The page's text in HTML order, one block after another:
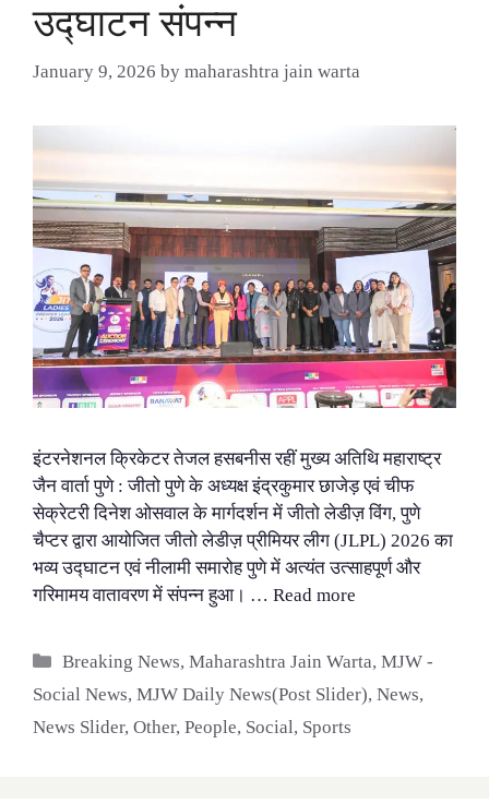
उद्घाटन संपन्न
January 9, 2026 by maharashtra jain warta
इंटरनेशनल क्रिकेटर तेजल हसबनीस रहीं मुख्य अतिथि महाराष्ट्र
जैन वार्ता पुणे : जीतो पुणे के अध्यक्ष इंद्रकुमार छाजेड़ एवं चीफ
सेक्रेटरी दिनेश ओसवाल के मार्गदर्शन में जीतो लेडीज़ विंग, पुणे
चैप्टर द्वारा आयोजित जीतो लेडीज़ प्रीमियर लीग (JLPL) 2026 का
भव्य उद्घाटन एवं नीलामी समारोह पुणे में अत्यंत उत्साहपूर्ण और
गरिमामय वातावरण में संपन्न हुआ। … Read more
Categories
Breaking News,Maharashtra Jain Warta,MJW -
Social News, MJW Daily News(Post Slider), News,
News Slider, Other, People, Social, Sports